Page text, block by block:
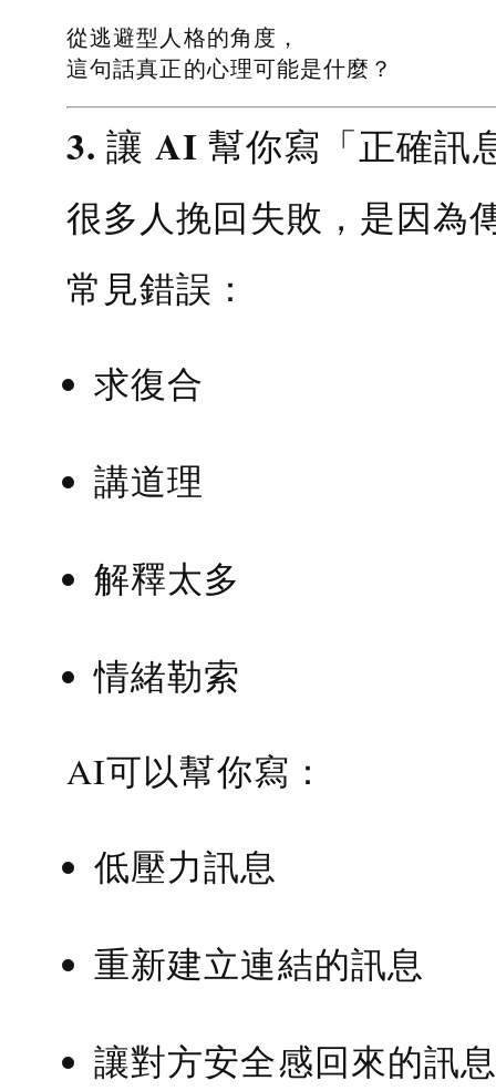
從逃避型人格的角度，
這句話真正的心理可能是什麼？
3. 讓 AI 幫你寫「正確訊
很多人挽回失敗，是因為
常見錯誤：
求復合
講道理
解釋太多
情緒勒索
AI可以幫你寫：
低壓力訊息
重新建立連結的訊息
讓對方安全感回來的訊